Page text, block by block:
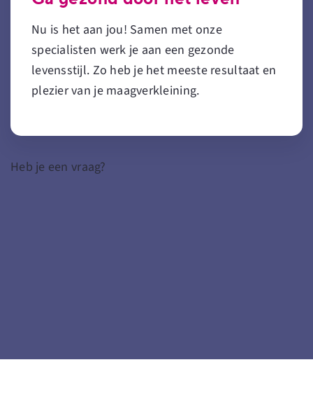
Nu is het aan jou! Samen met onze
specialisten werk je aan een gezonde
levensstijl. Zo heb je het meeste resultaat en
plezier van je maagverkleining.
Heb je een vraag?